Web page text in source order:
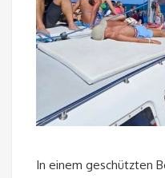
In einem geschützten